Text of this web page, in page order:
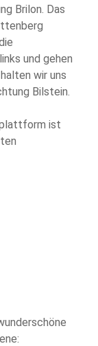
Brilon. Das
und gehen
wir uns
Bilstein.
ist